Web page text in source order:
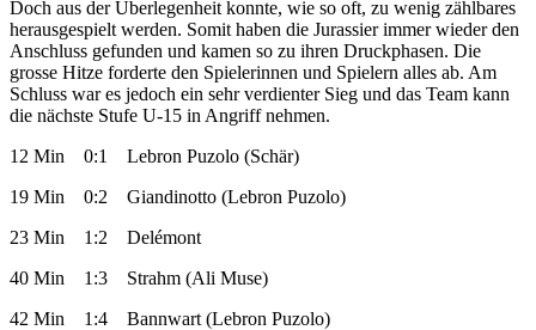
Doch aus der Überlegenheit konnte, wie so oft, zu wenig zählbares
herausgespielt werden. Somit haben die Jurassier immer wieder den
Anschluss gefunden und kamen so zu ihren Druckphasen. Die
grosse Hitze forderte den Spielerinnen und Spielern alles ab. Am
Schluss war es jedoch ein sehr verdienter Sieg und das Team kann
die nächste Stufe U-15 in Angriff nehmen.
12 Min 0:1 Lebron Puzolo (Schär)
19 Min 0:2 Giandinotto (Lebron Puzolo)
23 Min 1:2 Delémont
40 Min 1:3 Strahm (Ali Muse)
42 Min 1:4 Bannwart (Lebron Puzolo)